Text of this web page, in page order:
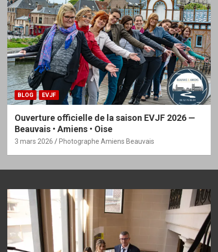
BLOG EVJF
Ouverture officielle de la saison EVJF 2026 —
Beauvais • Amiens • Oise
3 mars 2026 Photographe Amiens Beauvais